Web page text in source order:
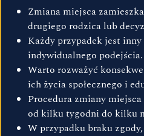
Zmiana miejsca
drugiego rodzica lub
Każdy przypadek jest
indywidualnego podejścia.
Warto rozważyć
ich życia społecznego i
Procedura zmiany
od kilku tygodni do kilku
W przypadku braku